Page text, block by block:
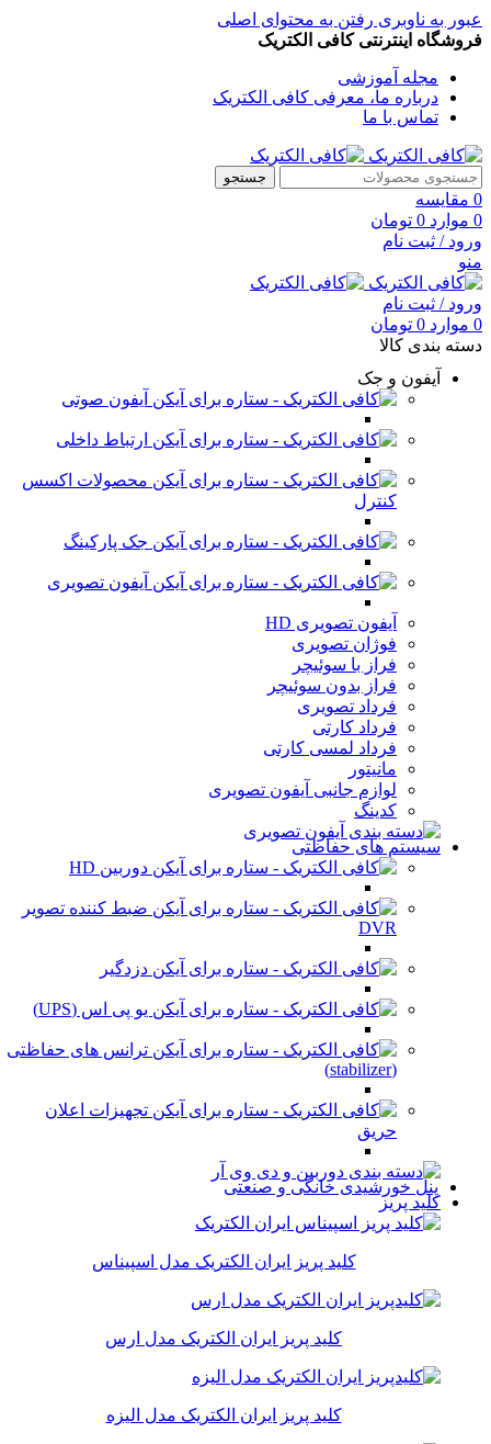
عبور به ناوبری رفتن به محتوای اصلی
فروشگاه اینترنتی کافی الکتریک
مجله آموزشی
درباره ما، معرفی کافی الکتریک
تماس با ما
جستجو
0 مقایسه
0 موارد 0 تومان
ورود / ثبت نام
منو
ورود / ثبت نام
0 موارد 0 تومان
دسته بندی کالا
آیفون و جک
آیفون صوتی
ارتباط داخلی
محصولات اکسس
کنترل
جک پارکینگ
آیفون تصویری
آیفون تصویری HD
فوژان تصویری
فراز با سوئیچر
فراز بدون سوئیچر
فرداد تصویری
فرداد کارتی
فرداد لمسی کارتی
مانیتور
لوازم جانبی آیفون تصویری
کدینگ
سیستم های حفاظتی
دوربین HD
ضبط کننده تصویر
DVR
دزدگیر
یو پی اس (UPS)
ترانس های حفاظتی
(stabilizer)
تجهیزات اعلان
حریق
پنل خورشیدی خانگی و صنعتی
کلید پریز
کلید پریز ایران الکتریک مدل اسپیناس
کلید پریز ایران الکتریک مدل ارس
کلید پریز ایران الکتریک مدل الیزه